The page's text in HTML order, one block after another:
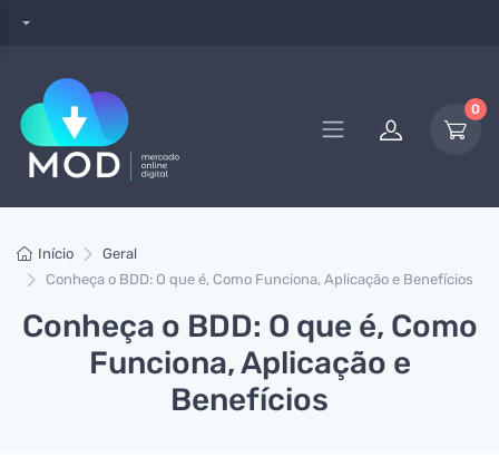
0
Início
Geral
Conheça o BDD: O que é, Como Funciona, Aplicação e Benefícios
Conheça o BDD: O que é, Como
Funciona, Aplicação e
Benefícios